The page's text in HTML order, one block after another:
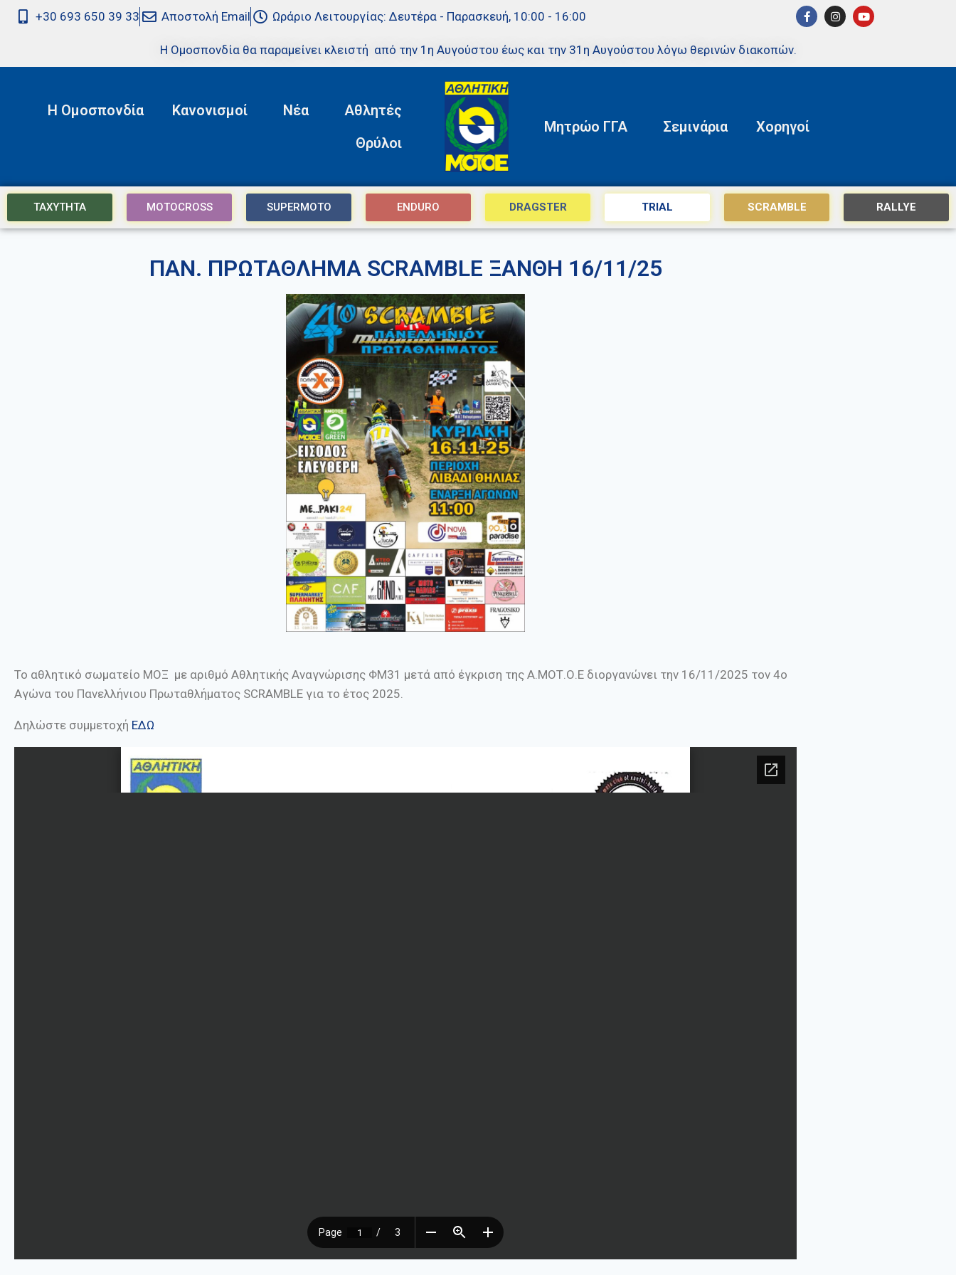
+30 693 650 39 33 Αποστολή Email Ωράριο Λειτουργίας: Δευτέρα - Παρασκευή, 10:00 - 16:00
Η Ομοσπονδία θα παραμείνει κλειστή από την 1η Αυγούστου έως και την 31η Αυγούστου λόγω θερινών διακοπών.
Η Ομοσπονδία Κανονισμοί Νέα
Αθλητές
Θρύλοι
Μητρώο ΓΓΑ Σεμινάρια Χορηγοί
ΤΑΧΥΤΗΤΑ MOTOCROSS SUPERMOTO ENDURO DRAGSTER TRIAL SCRAMBLE RALLYE
ΠΑΝ. ΠΡΩΤΑΘΛΗΜΑ SCRAMBLE ΞΑΝΘΗ 16/11/25
Το αθλητικό σωματείο ΜΟΞ με αριθμό Αθλητικής Αναγνώρισης ΦΜ31 μετά από έγκριση της Α.ΜΟΤ.Ο.Ε διοργανώνει την 16/11/2025 τον 4ο
Αγώνα του Πανελλήνιου Πρωταθλήματος SCRAMBLE για το έτος 2025.
Δηλώστε συμμετοχή ΕΔΩ